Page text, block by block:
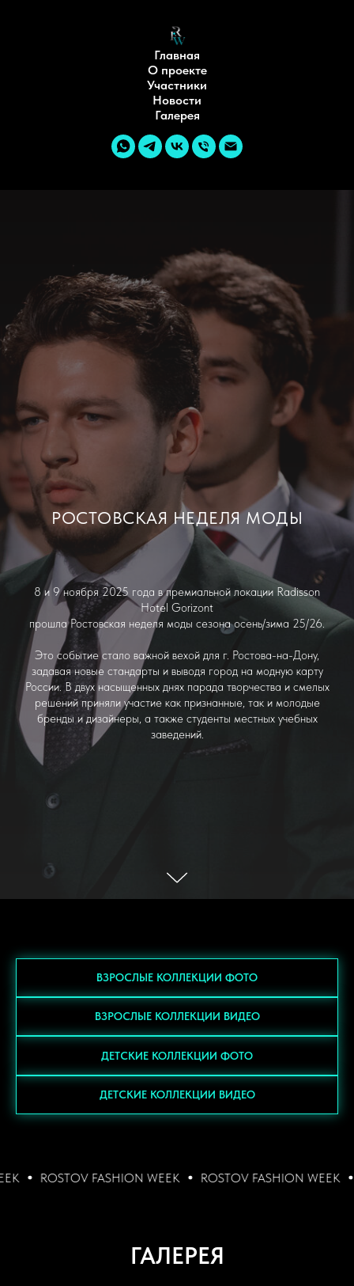
Главная
О проекте
Участники
Новости
Галерея
РОСТОВСКАЯ НЕДЕЛЯ МОДЫ
8 и 9 ноября 2025 года в премиальной локации Radisson
Hotel Gorizont
прошла Ростовская неделя моды сезона осень/зима 25/26.
Это событие стало важной вехой для г. Ростова-на-Дону,
задавая новые стандарты и выводя город на модную карту
России. В двух насыщенных днях парада творчества и смелых
решений приняли участие как признанные, так и молодые
бренды и дизайнеры, а также студенты местных учебных
заведений.
ВЗРОСЛЫЕ КОЛЛЕКЦИИ ФОТО
ВЗРОСЛЫЕ КОЛЛЕКЦИИ ВИДЕО
ДЕТСКИЕ КОЛЛЕКЦИИ ФОТО
ДЕТСКИЕ КОЛЛЕКЦИИ ВИДЕО
WEEK ROSTOV FASHION WEEK ROSTOV
ГАЛЕРЕЯ